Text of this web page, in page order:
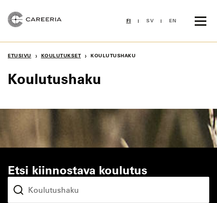
sisältöön
FI SV EN
ETUSIVU › KOULUTUKSET › KOULUTUSHAKU
Koulutushaku
Etsi kiinnostava koulutus